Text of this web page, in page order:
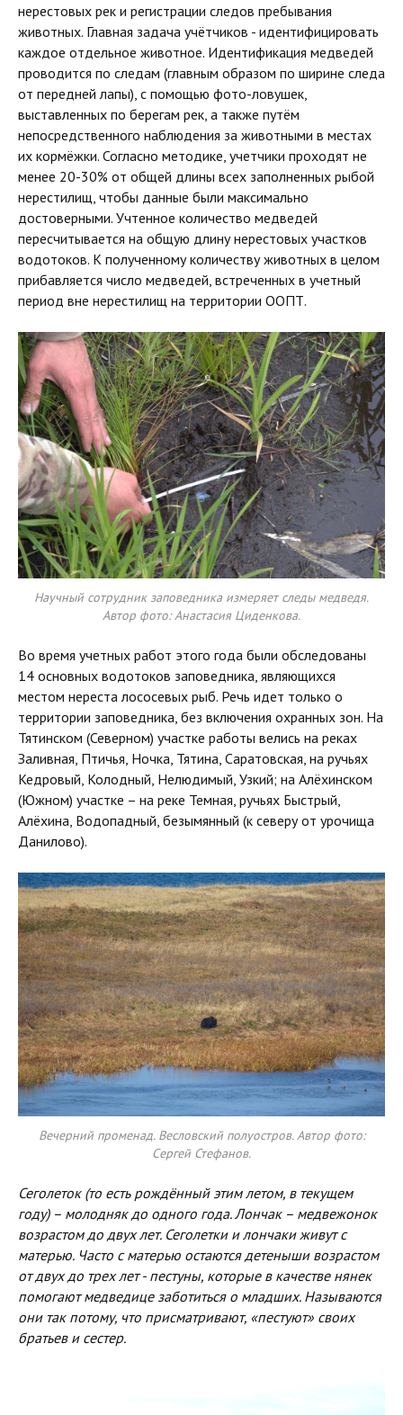
нерестовых рек и регистрации следов пребывания
животных. Главная задача учётчиков - идентифицировать
каждое отдельное животное. Идентификация медведей
проводится по следам (главным образом по ширине следа
от передней лапы), с помощью фото-ловушек,
выставленных по берегам рек, а также путём
непосредственного наблюдения за животными в местах
их кормёжки. Согласно методике, учетчики проходят не
менее 20-30% от общей длины всех заполненных рыбой
нерестилищ, чтобы данные были максимально
достоверными. Учтенное количество медведей
пересчитывается на общую длину нерестовых участков
водотоков. К полученному количеству животных в целом
прибавляется число медведей, встреченных в учетный
период вне нерестилищ на территории ООПТ.
Научный сотрудник заповедника измеряет следы медведя.
Автор фото: Анастасия Циденкова.
Во время учетных работ этого года были обследованы
14 основных водотоков заповедника, являющихся
местом нереста лососевых рыб. Речь идет только о
территории заповедника, без включения охранных зон. На
Тятинском (Северном) участке работы велись на реках
Заливная, Птичья, Ночка, Тятина, Саратовская, на ручьях
Кедровый, Колодный, Нелюдимый, Узкий; на Алёхинском
(Южном) участке – на реке Темная, ручьях Быстрый,
Алёхина, Водопадный, безымянный (к северу от урочища
Данилово).
Вечерний променад. Весловский полуостров. Автор фото:
Сергей Стефанов.
Сеголеток (то есть рождённый этим летом, в текущем
году) – молодняк до одного года. Лончак – медвежонок
возрастом до двух лет. Сеголетки и лончаки живут с
матерью. Часто с матерью остаются детеныши возрастом
от двух до трех лет - пестуны, которые в качестве нянек
помогают медведице заботиться о младших. Называются
они так потому, что присматривают, «пестуют» своих
братьев и сестер.